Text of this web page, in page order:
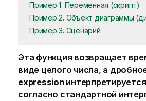
Пример 1. Переменная (скрипт)
Пример 2. Объект диаграммы
Пример 3. Сценарий
Эта функция возвращает
виде целого числа, а
expression
согласно стандартной